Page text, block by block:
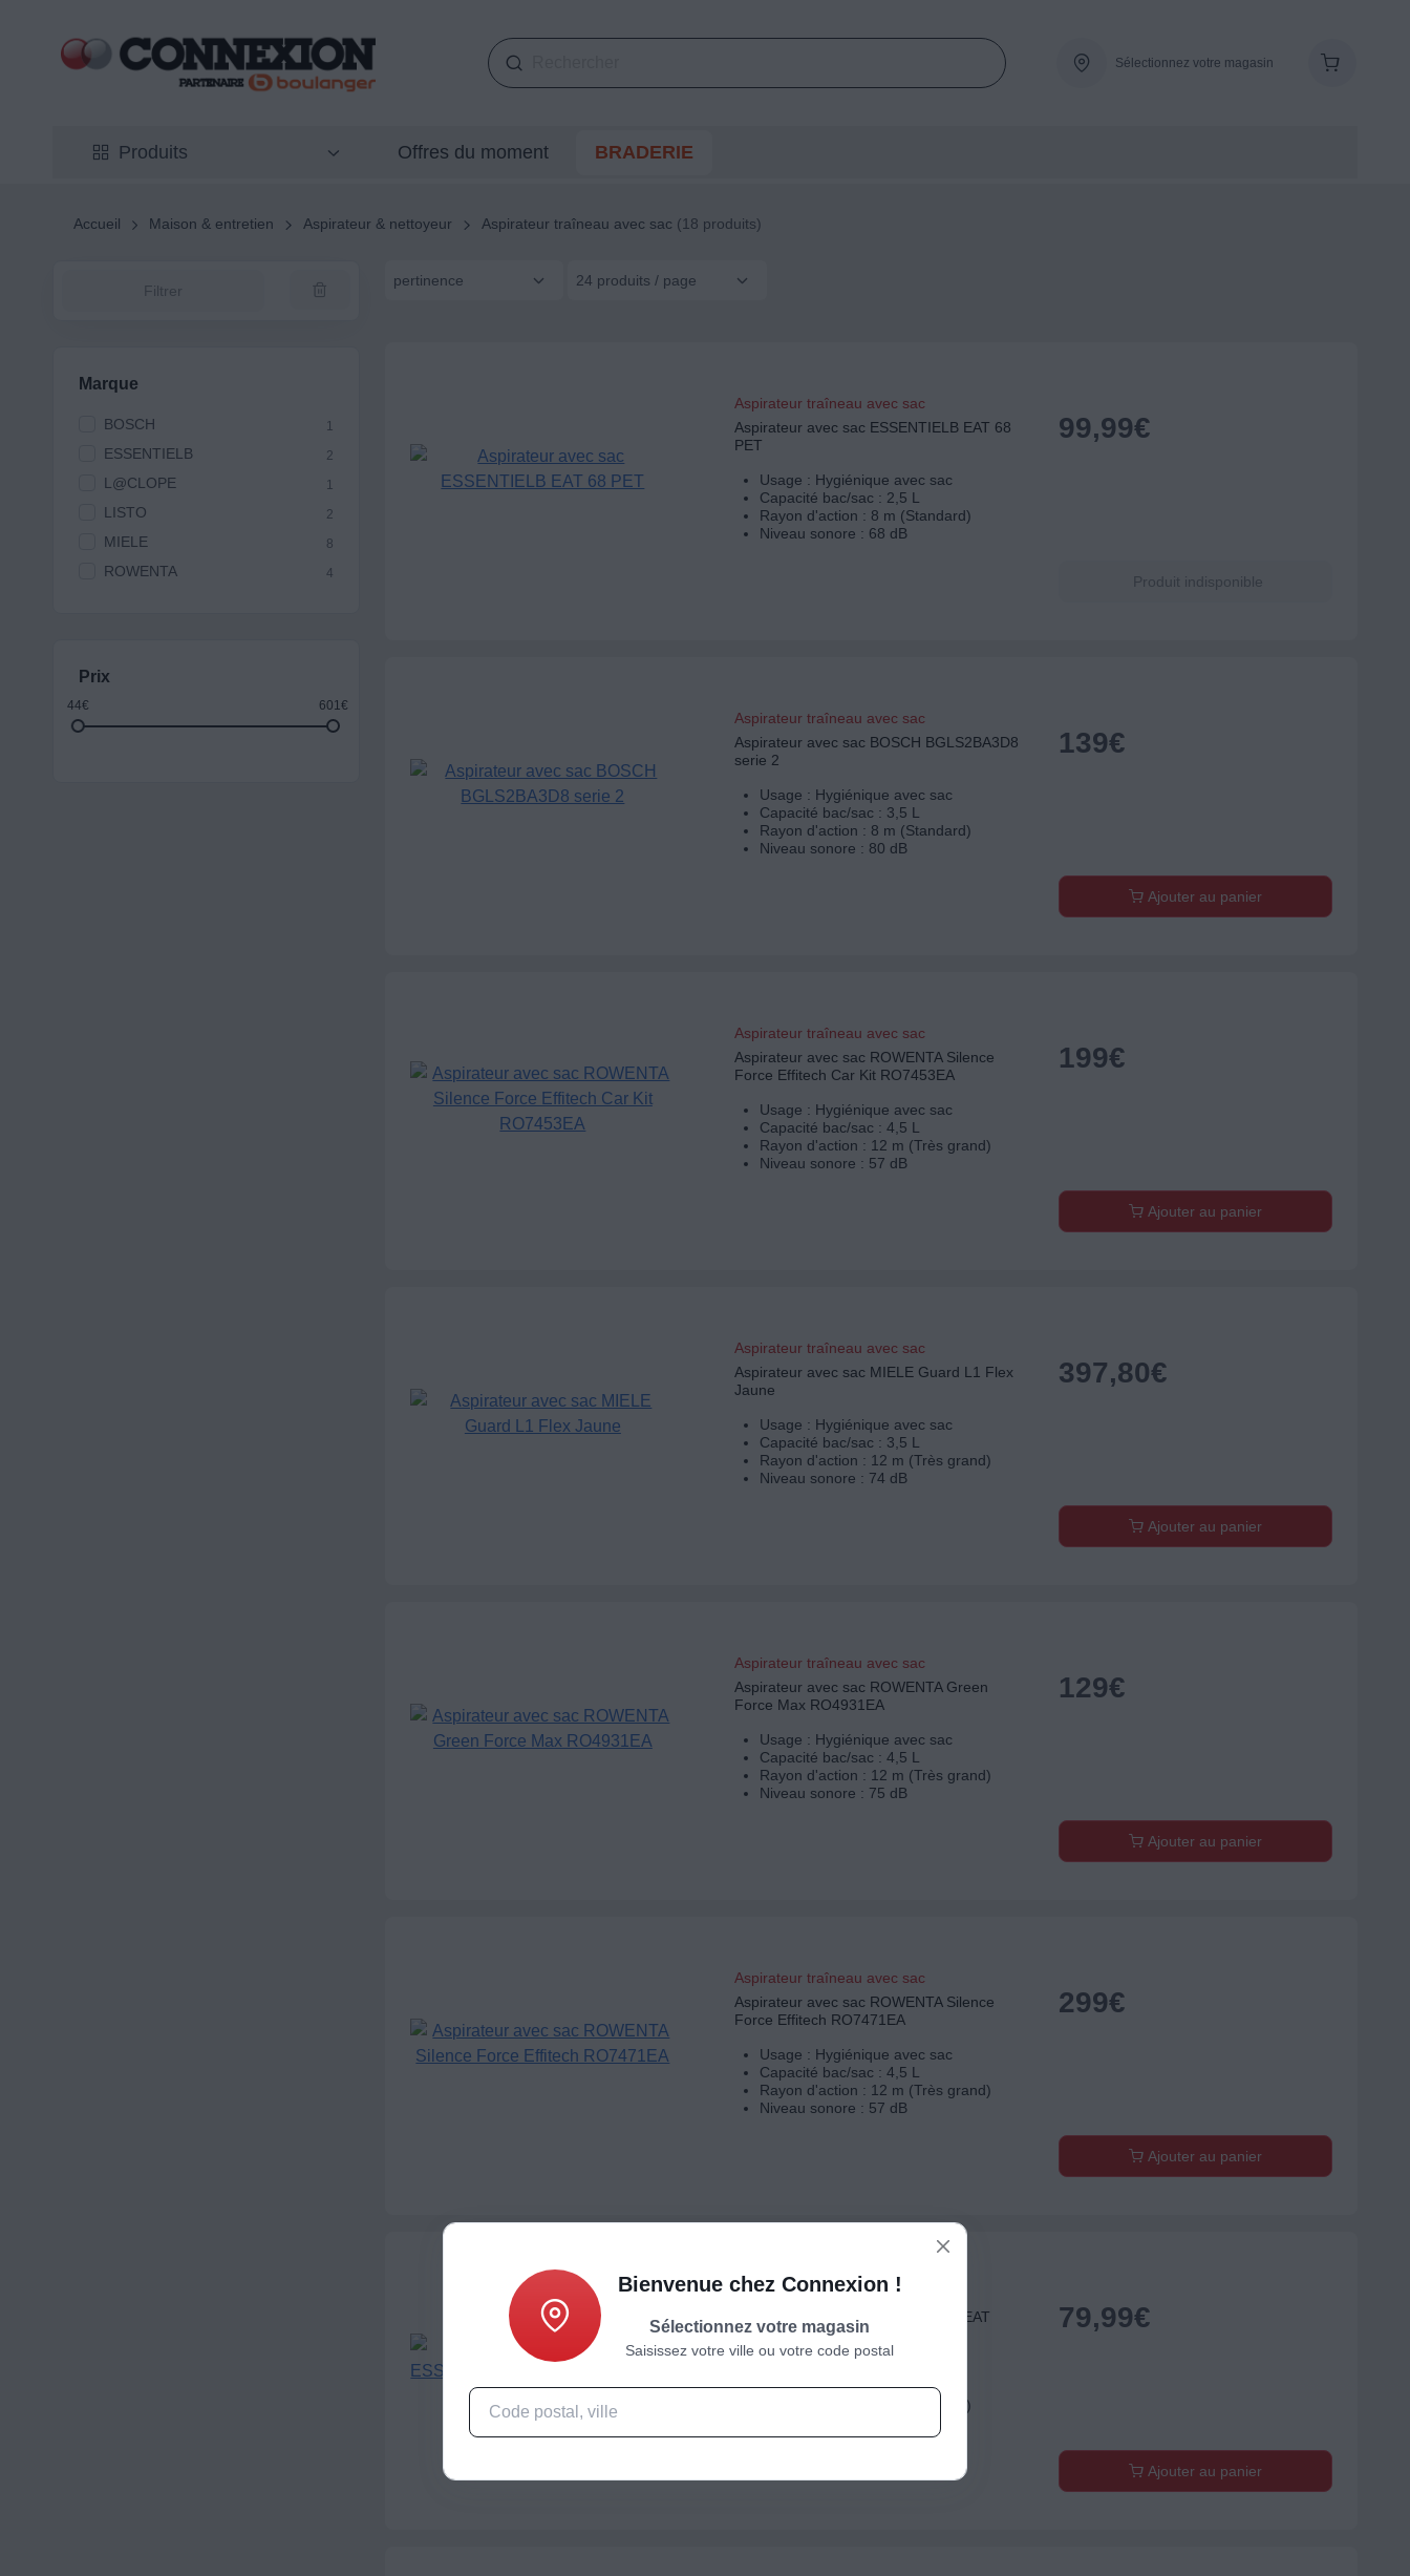
Sélectionnez votre magasin
Produits Offres du moment BRADERIE
Accueil Maison & entretien Aspirateur & nettoyeur Aspirateur traîneau avec sac (18 produits)
Filtrer
Marque
BOSCH 1
ESSENTIELB 2
L@CLOPE 1
LISTO 2
MIELE 8
ROWENTA 4
Prix
44€ 601€
pertinence 24 produits / page
Aspirateur traîneau avec sac
Aspirateur avec sac ESSENTIELB EAT 68
PET
Usage : Hygiénique avec sac
Capacité bac/sac : 2,5 L
Rayon d'action : 8 m (Standard)
Niveau sonore : 68 dB
99,99€
Produit indisponible
Aspirateur traîneau avec sac
Aspirateur avec sac BOSCH BGLS2BA3D8
serie 2
Usage : Hygiénique avec sac
Capacité bac/sac : 3,5 L
Rayon d'action : 8 m (Standard)
Niveau sonore : 80 dB
139€
Ajouter au panier
Aspirateur traîneau avec sac
Aspirateur avec sac ROWENTA Silence
Force Effitech Car Kit RO7453EA
Usage : Hygiénique avec sac
Capacité bac/sac : 4,5 L
Rayon d'action : 12 m (Très grand)
Niveau sonore : 57 dB
199€
Ajouter au panier
Aspirateur traîneau avec sac
Aspirateur avec sac MIELE Guard L1 Flex
Jaune
Usage : Hygiénique avec sac
Capacité bac/sac : 3,5 L
Rayon d'action : 12 m (Très grand)
Niveau sonore : 74 dB
397,80€
Ajouter au panier
Aspirateur traîneau avec sac
Aspirateur avec sac ROWENTA Green
Force Max RO4931EA
Usage : Hygiénique avec sac
Capacité bac/sac : 4,5 L
Rayon d'action : 12 m (Très grand)
Niveau sonore : 75 dB
129€
Ajouter au panier
Aspirateur traîneau avec sac
Aspirateur avec sac ROWENTA Silence
Force Effitech RO7471EA
Usage : Hygiénique avec sac
Capacité bac/sac : 4,5 L
Rayon d'action : 12 m (Très grand)
Niveau sonore : 57 dB
299€
Ajouter au panier
Aspirateur traîneau avec sac
Aspirateur avec sac ESSENTIELB EAT
Complete clean
Capacité bac/sac : 2,5 L
Rayon d'action : 8 m (Standard)
79,99€
Ajouter au panier
Bienvenue chez Connexion !
Sélectionnez votre magasin
Saisissez votre ville ou votre code postal